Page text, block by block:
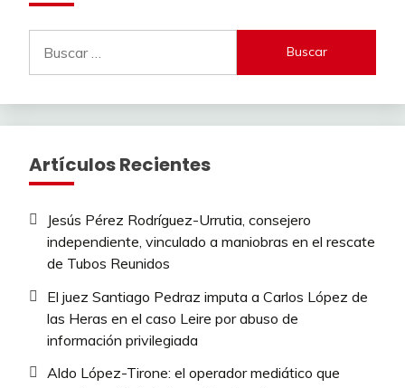
Artículos Recientes
Jesús Pérez Rodríguez-Urrutia, consejero
independiente, vinculado a maniobras en el rescate
de Tubos Reunidos
El juez Santiago Pedraz imputa a Carlos López de
las Heras en el caso Leire por abuso de
información privilegiada
Aldo López-Tirone: el operador mediático que